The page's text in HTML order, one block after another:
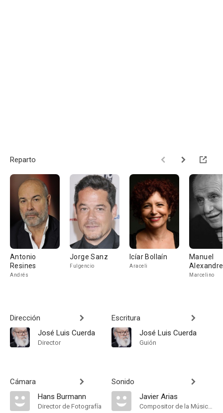
Reparto
Antonio
Resines
Andrés
Jorge Sanz
Fulgencio
Icíar Bollaín
Araceli
Manuel
Alexandre
Marcelino
Dirección
José Luis Cuerda
Director
Cámara
Hans Burmann
Director de Fotografía
Escritura
José Luis Cuerda
Guión
Sonido
Javier Arias
Compositor de la Música Original